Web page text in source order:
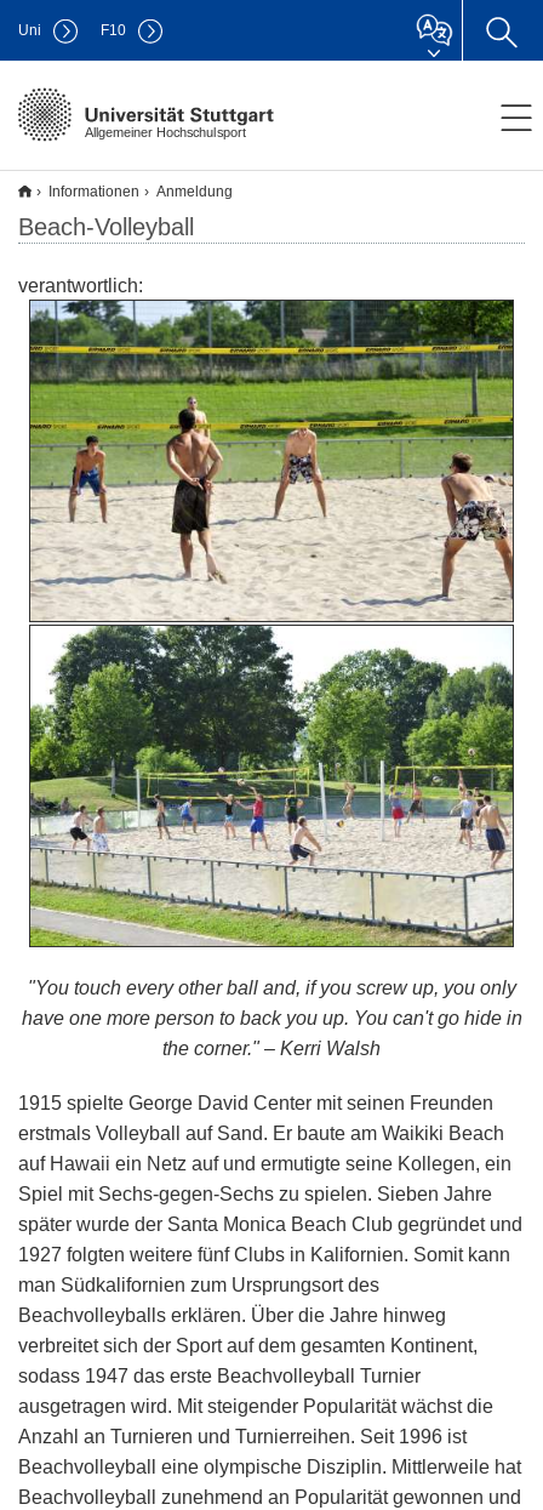
Allgemeiner Hochschulsport
Uni F10
Informationen Anmeldung
Beach-Volleyball
verantwortlich:
"You touch every other ball and, if you screw up, you only
have one more person to back you up. You can't go hide in
the corner." – Kerri Walsh
1915 spielte George David Center mit seinen Freunden
erstmals Volleyball auf Sand. Er baute am Waikiki Beach
auf Hawaii ein Netz auf und ermutigte seine Kollegen, ein
Spiel mit Sechs-gegen-Sechs zu spielen. Sieben Jahre
später wurde der Santa Monica Beach Club gegründet und
1927 folgten weitere fünf Clubs in Kalifornien. Somit kann
man Südkalifornien zum Ursprungsort des
Beachvolleyballs erklären. Über die Jahre hinweg
verbreitet sich der Sport auf dem gesamten Kontinent,
sodass 1947 das erste Beachvolleyball Turnier
ausgetragen wird. Mit steigender Popularität wächst die
Anzahl an Turnieren und Turnierreihen. Seit 1996 ist
Beachvolleyball eine olympische Disziplin. Mittlerweile hat
Beachvolleyball zunehmend an Popularität gewonnen und